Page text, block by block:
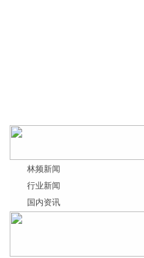
林频新闻
行业新闻
国内资讯